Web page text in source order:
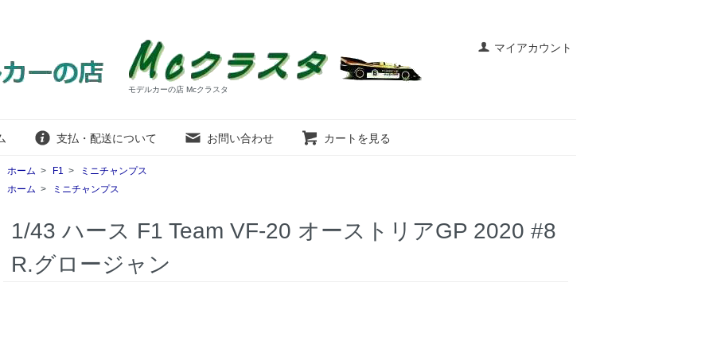
マイアカウント
モデルカーの店 Mcクラスタ
支払・配送について お問い合わせ カートを見る
ホーム > F1 >
ミニチャンプス
ホーム > ミニチャンプス
1/43 ハース F1 Team VF-20 オーストリアGP 2020 #8
R.グロージャン